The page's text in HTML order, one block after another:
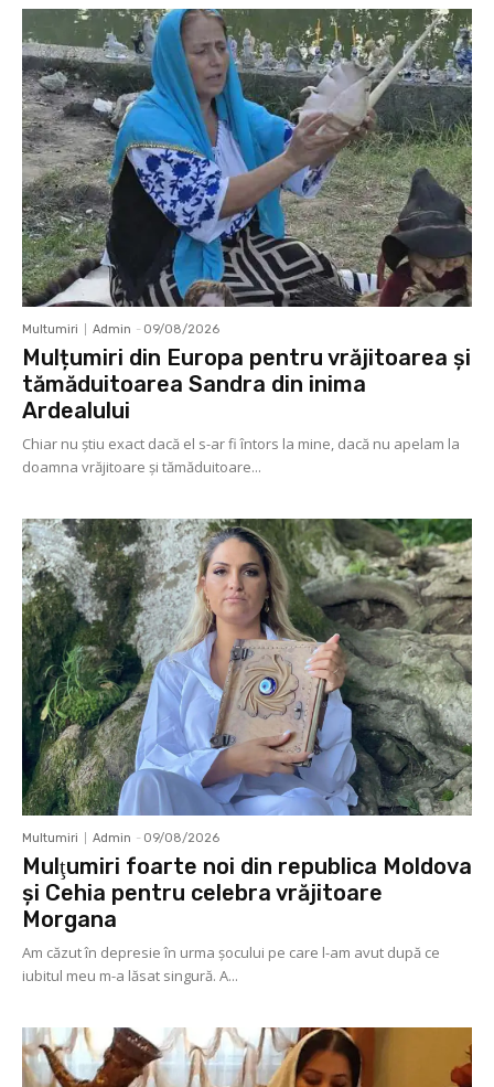
Multumiri Admin - 09/08/2026
Mulțumiri din Europa pentru vrăjitoarea și
tămăduitoarea Sandra din inima
Ardealului
Chiar nu știu exact dacă el s-ar fi întors la mine, dacă nu apelam la
doamna vrăjitoare și tămăduitoare...
Multumiri Admin - 09/08/2026
Mulţumiri foarte noi din republica Moldova
și Cehia pentru celebra vrăjitoare
Morgana
Am căzut în depresie în urma șocului pe care l-am avut după ce
iubitul meu m-a lăsat singură. A...